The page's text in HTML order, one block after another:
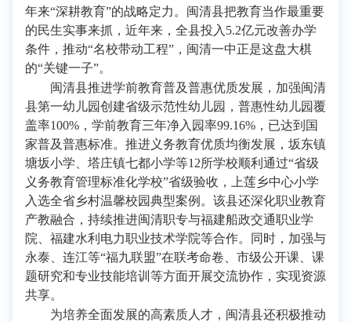
年来“深耕教育”的战略定力。闽清县把教育当作最重要
的民生实事来抓，近年来，全县投入5.2亿元改善办学
条件，推动“名校带动工程”，闽清一中正是这盘大棋
的“关键一子”。
闽清县推进学前教育普及普惠优质发展，加强闽清
县第一幼儿园创建省级示范性幼儿园，普惠性幼儿园覆
盖率100%，学前教育三年净入园率99.16%，已达到国
家普及普惠标准。推进义务教育优质均衡发展，坂东镇
塘坂小学、塔庄镇七都小学等12所学校顺利通过“省级
义务教育管理标准化学校”省级验收，上莲乡中心小学
入选全省乡村温馨校园典型案例。该县还深化职业教育
产教融合，持续推进闽清职专与福建船政交通职业学
院、福建水利电力职业技术学院等合作。同时，加强与
永泰、连江等“福九联盟”在联考命卷、市级公开课、课
题研究和专业技能培训等方面开展交流协作，实现资源
共享。
为培养全面发展的高素质人才，闽清县还积极推动